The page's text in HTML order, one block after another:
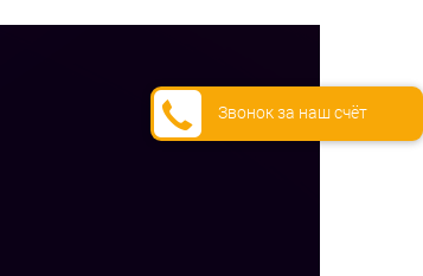
Звонок за наш счёт